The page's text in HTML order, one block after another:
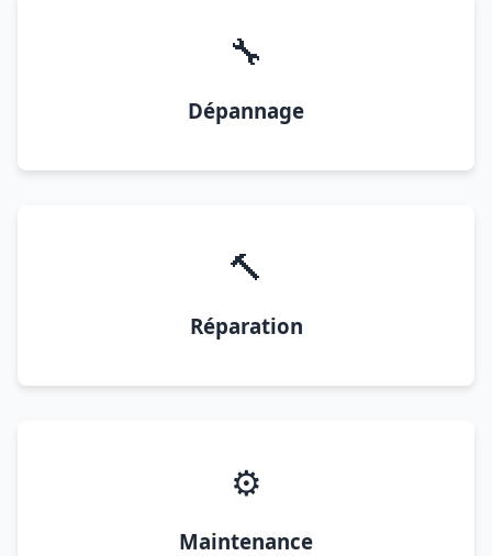
🔧
Dépannage
🔨
Réparation
⚙️
Maintenance